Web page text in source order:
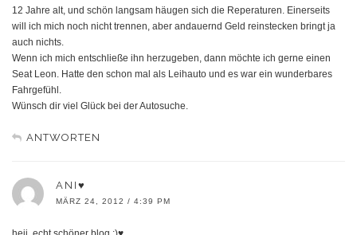
12 Jahre alt, und schön langsam häugen sich die Reperaturen. Einerseits
will ich mich noch nicht trennen, aber andauernd Geld reinstecken bringt ja
auch nichts.
Wenn ich mich entschließe ihn herzugeben, dann möchte ich gerne einen
Seat Leon. Hatte den schon mal als Leihauto und es war ein wunderbares
Fahrgefühl.
Wünsch dir viel Glück bei der Autosuche.
ANTWORTEN
ANI♥
MÄRZ 24, 2012 / 4:39 PM